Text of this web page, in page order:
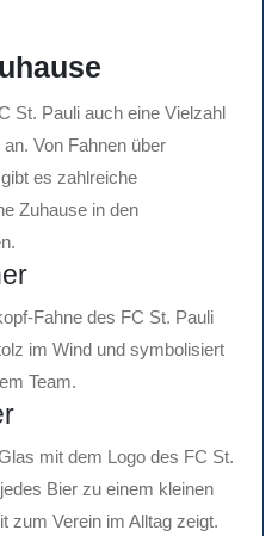
St. Pauli auch eine Vielzahl
Von Fahnen über
es zahlreiche
Zuhause in den
Fahne des FC St. Pauli
im Wind und symbolisiert
Team.
mit dem Logo des FC St.
Bier zu einem kleinen
zum Verein im Alltag zeigt.